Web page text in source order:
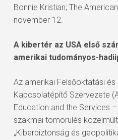
Bonnie Kristian; The
november 12.
A kibertér az USA első
amerikai tudományos-
Az amerikai Felsőoktatási
Kapcsolatépítő Szervezete
Education and the Services
szakmai tömörülés
„Kiberbiztonság és